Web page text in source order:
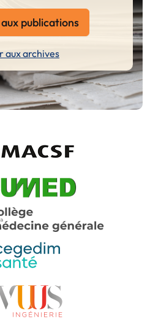
publications
aux archives